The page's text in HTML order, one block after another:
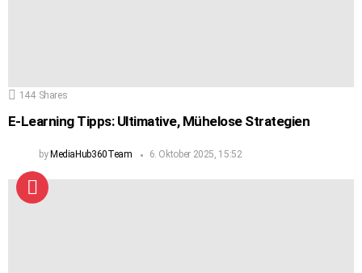
144 Shares
E-Learning Tipps: Ultimative, Mühelose Strategien
by MediaHub360Team 6. Oktober 2025, 15:52